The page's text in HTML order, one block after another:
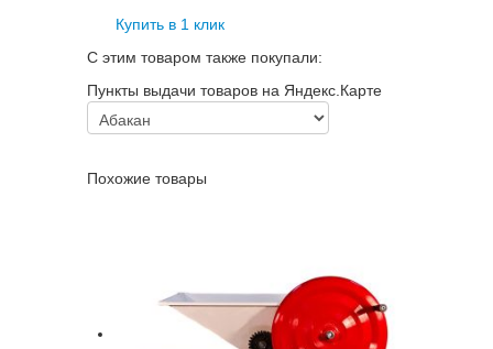
Купить в 1 клик
С этим товаром также покупали:
Пункты выдачи товаров на Яндекс.Карте
Похожие товары